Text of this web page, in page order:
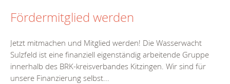
Fördermitglied werden
Jetzt mitmachen und Mitglied werden! Die Wasserwacht
Sulzfeld ist eine finanziell eigenständig arbeitende Gruppe
innerhalb des BRK-kreisverbandes Kitzingen. Wir sind für
unsere Finanzierung selbst...